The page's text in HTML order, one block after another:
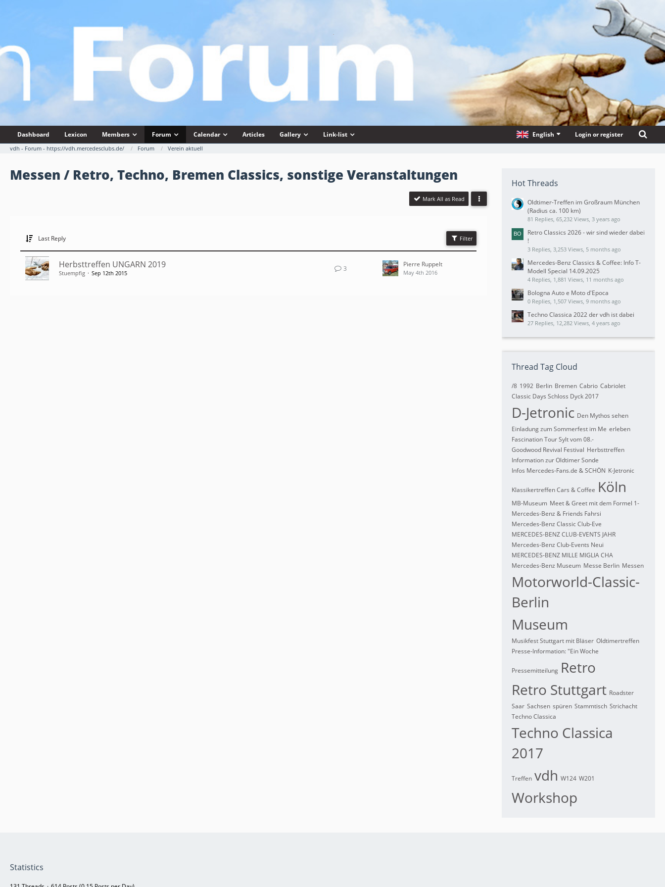
Dashboard Lexicon Members Forum Calendar Articles Gallery Link-list English Login or register
vdh - Forum - https://vdh.mercedesclubs.de/ Forum Verein aktuell
Messen / Retro, Techno, Bremen Classics, sonstige Veranstaltungen
Mark All as Read
Last Reply Filter
Herbsttreffen UNGARN 2019
Stuempfig Sep 12th 2015
3 Pierre Ruppelt
May 4th 2016
Hot Threads
Oldtimer-Treffen im Großraum München
(Radius ca. 100 km)
81 Replies, 65,232 Views, 3 years ago
Retro Classics 2026 - wir sind wieder dabei
!
3 Replies, 3,253 Views, 5 months ago
Mercedes-Benz Classics & Coffee: Info T-
Modell Special 14.09.2025
4 Replies, 1,881 Views, 11 months ago
Bologna Auto e Moto d'Epoca
0 Replies, 1,507 Views, 9 months ago
Techno Classica 2022 der vdh ist dabei
27 Replies, 12,282 Views, 4 years ago
Thread Tag Cloud
/8 1992 Berlin Bremen Cabrio Cabriolet
Classic Days Schloss Dyck 2017
D-Jetronic Den Mythos sehen
Einladung zum Sommerfest im Me erleben
Fascination Tour Sylt vom 08.-
Goodwood Revival Festival Herbsttreffen
Information zur Oldtimer Sonde
Infos Mercedes-Fans.de & SCHÖN K-Jetronic
Klassikertreffen Cars & Coffee Köln
MB-Museum Meet & Greet mit dem Formel 1-
Mercedes-Benz & Friends Fahrsi
Mercedes-Benz Classic Club-Eve
MERCEDES-BENZ CLUB-EVENTS JAHR
Mercedes-Benz Club-Events Neui
MERCEDES-BENZ MILLE MIGLIA CHA
Mercedes-Benz Museum Messe Berlin Messen
Motorworld-Classic-
Berlin
Museum
Musikfest Stuttgart mit Bläser Oldtimertreffen
Presse-Information: "Ein Woche
Pressemitteilung Retro
Retro Stuttgart Roadster
Saar Sachsen spüren Stammtisch Strichacht
Techno Classica
Techno Classica
2017
Treffen vdh W124 W201
Workshop
Statistics